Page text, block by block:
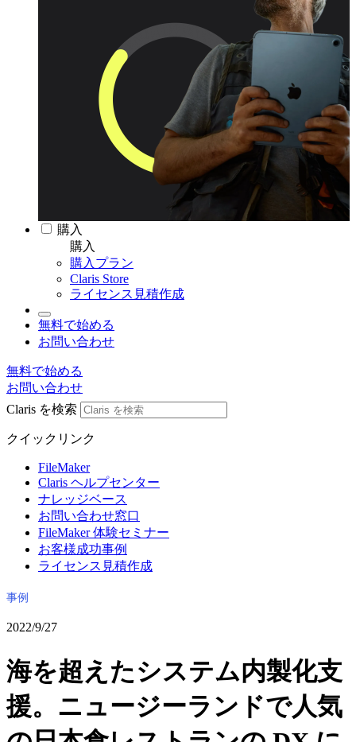
購入
購入
購入プラン
Claris Store
ライセンス見積作成
無料で始める
お問い合わせ
無料で始める
お問い合わせ
Claris を検索
クイックリンク
FileMaker
Claris ヘルプセンター
ナレッジベース
お問い合わせ窓口
FileMaker 体験セミナー
お客様成功事例
ライセンス見積作成
事例
2022/9/27
海を超えたシステム内製化支
援。ニュージーランドで人気